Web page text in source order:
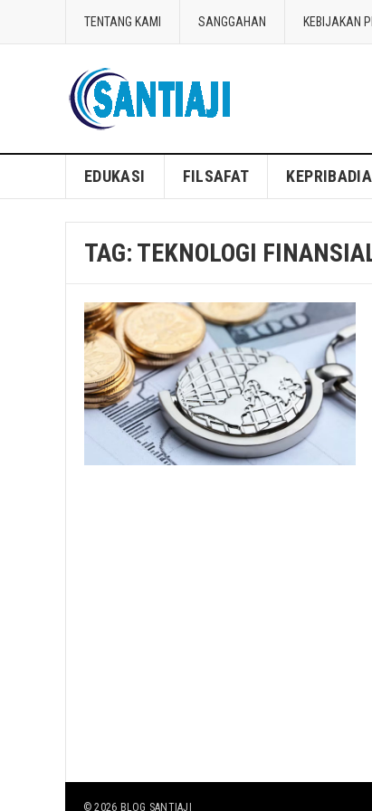
TENTANG KAMI SANGGAHAN KEBIJAKAN
Blog Santiaji
EDUKASI FILSAFAT
TAG: TEKNOLOGI
© 2026 BLOG SANTIAJI